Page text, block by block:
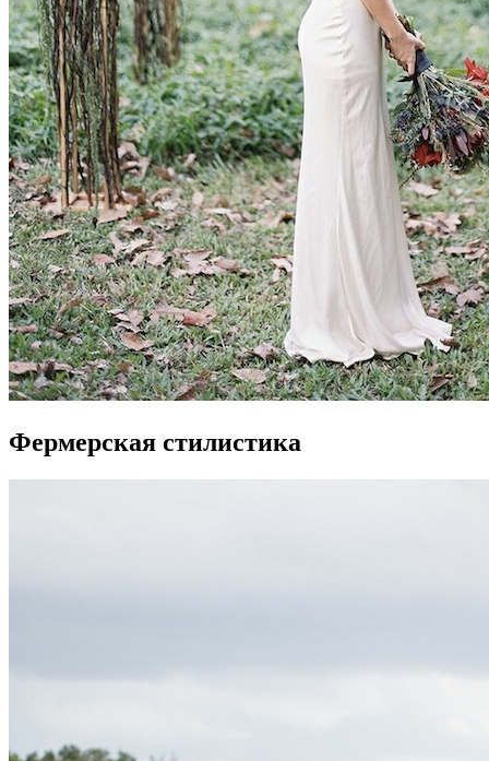
Фермерская стилистика